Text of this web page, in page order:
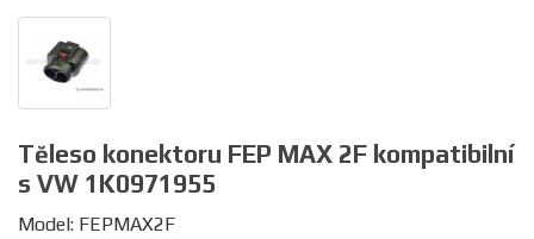
Těleso konektoru FEP MAX 2F kompatibilní
s VW 1K0971955
Model: FEPMAX2F